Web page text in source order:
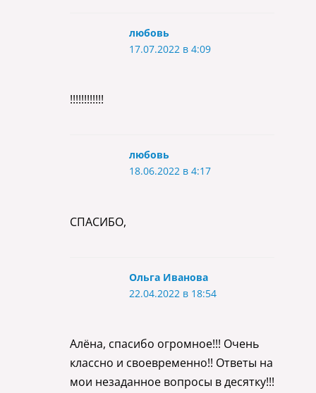
любовь
17.07.2022 в 4:09
!!!!!!!!!!!!
любовь
18.06.2022 в 4:17
СПАСИБО,
Ольга Иванова
22.04.2022 в 18:54
Алёна, спасибо огромное!!! Очень
классно и своевременно!! Ответы на
мои незаданное вопросы в десятку!!!